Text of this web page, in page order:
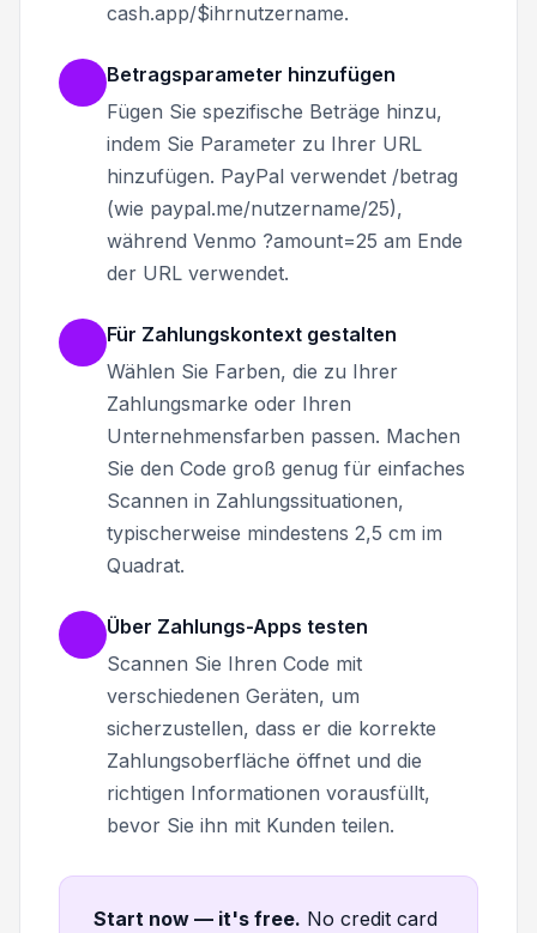
cash.app/$ihrnutzername.
Betragsparameter hinzufügen
Fügen Sie spezifische Beträge hinzu,
indem Sie Parameter zu Ihrer URL
hinzufügen. PayPal verwendet /betrag
(wie paypal.me/nutzername/25),
während Venmo ?amount=25 am Ende
der URL verwendet.
Für Zahlungskontext gestalten
Wählen Sie Farben, die zu Ihrer
Zahlungsmarke oder Ihren
Unternehmensfarben passen. Machen
Sie den Code groß genug für einfaches
Scannen in Zahlungssituationen,
typischerweise mindestens 2,5 cm im
Quadrat.
Über Zahlungs-Apps testen
Scannen Sie Ihren Code mit
verschiedenen Geräten, um
sicherzustellen, dass er die korrekte
Zahlungsoberfläche öffnet und die
richtigen Informationen vorausfüllt,
bevor Sie ihn mit Kunden teilen.
Start now — it's free. No credit card